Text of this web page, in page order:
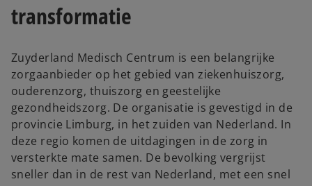
transformatie
Zuyderland Medisch Centrum is een belangrijke
zorgaanbieder op het gebied van ziekenhuiszorg,
ouderenzorg, thuiszorg en geestelijke
gezondheidszorg. De organisatie is gevestigd in de
provincie Limburg, in het zuiden van Nederland. In
deze regio komen de uitdagingen in de zorg in
versterkte mate samen. De bevolking vergrijst
sneller dan in de rest van Nederland, met een snel